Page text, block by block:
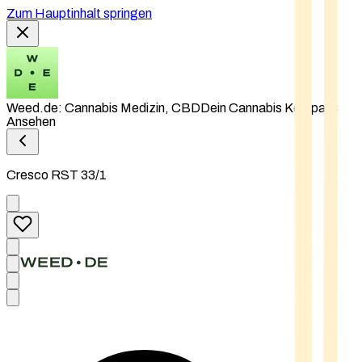
Zum Hauptinhalt springen
Weed.de: Cannabis Medizin, CBDDein Cannabis Kompass
Ansehen
Cresco RST 33/1